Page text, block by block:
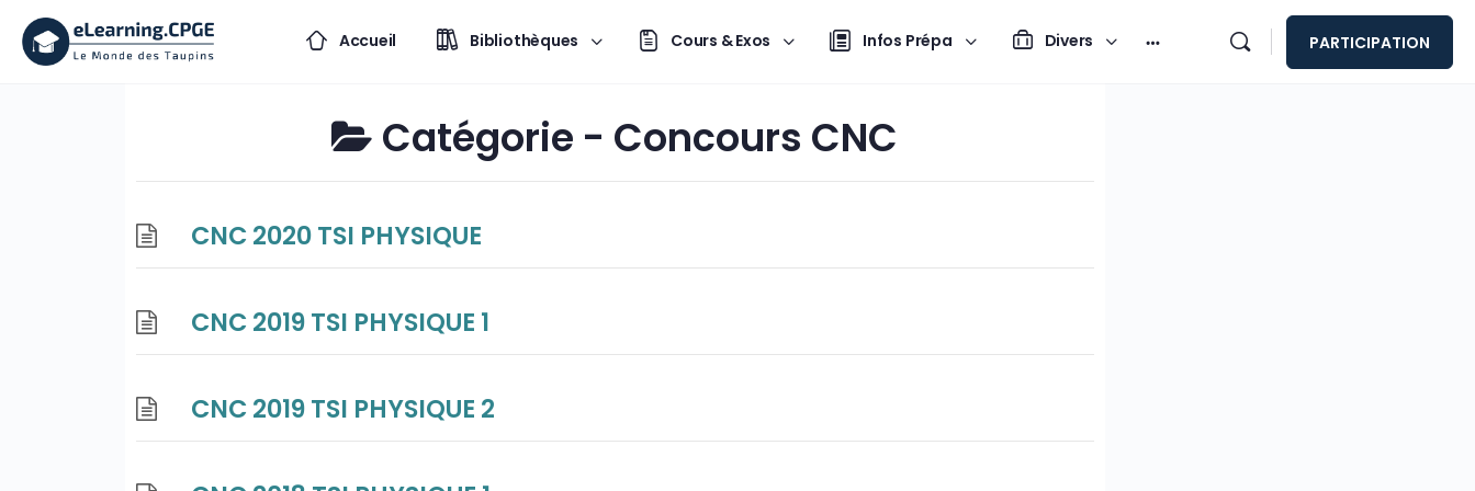
Accueil Bibliothèques Cours & Exos Infos Prépa Divers PARTICIPATION
Catégorie - Concours CNC
CNC 2020 TSI PHYSIQUE
CNC 2019 TSI PHYSIQUE 1
CNC 2019 TSI PHYSIQUE 2